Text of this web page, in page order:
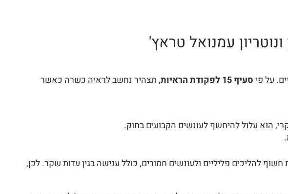
עמנואל טראץ'
על פיסעיף 15 לפקודת הראיות
, תצהיר נחשב לראיה כשרה כאשר
הוא עלול להיחשף לעונשים הקבועים בחוק.
להליכים פליליים ולעונשים חמורים, כולל ענישה בגין עדות שקר. לכן,